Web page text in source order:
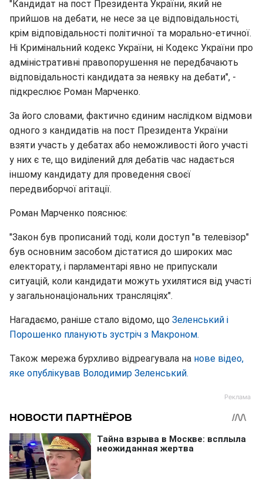
"Кандидат на пост Президента України, який не
прийшов на дебати, не несе за це відповідальності,
крім відповідальності політичної та морально-етичної.
Ні Кримінальний кодекс України, ні Кодекс України про
адміністративні правопорушення не передбачають
відповідальності кандидата за неявку на дебати", -
підкреслює Роман Марченко.
За його словами, фактично єдиним наслідком відмови
одного з кандидатів на пост Президента України
взяти участь у дебатах або неможливості його участі
у них є те, що виділений для дебатів час надається
іншому кандидату для проведення своєї
передвиборчої агітації.
Роман Марченко пояснює:
"Закон був прописаний тоді, коли доступ "в телевізор"
був основним засобом дістатися до широких мас
електорату, і парламентарі явно не припускали
ситуацій, коли кандидати можуть ухилятися від участі
у загальнонаціональних трансляціях".
Нагадаємо, раніше стало відомо, що Зеленський і
Порошенко планують зустріч з Макроном.
Також мережа бурхливо відреагувала на нове відео,
яке опублікував Володимир Зеленський.